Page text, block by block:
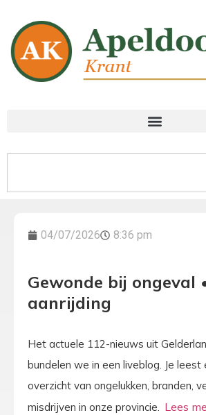
04/07/2026 8:36 pm
Gewonde bij ongeval
aanrijding
Het actuele 112-nieuws uit
bundelen we in een liveblog. Je leest
overzicht van ongelukken, branden,
misdrijven in onze provincie.